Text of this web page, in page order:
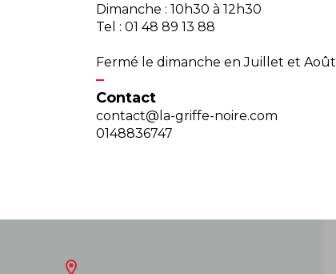
Dimanche : 10h30 à 12h30
Tel : 01 48 89 13 88
Fermé le dimanche en Juillet et Août
Contact
contact@la-griffe-noire.com
0148836747